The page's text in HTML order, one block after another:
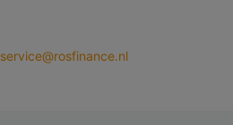
service@rosfinance.nl